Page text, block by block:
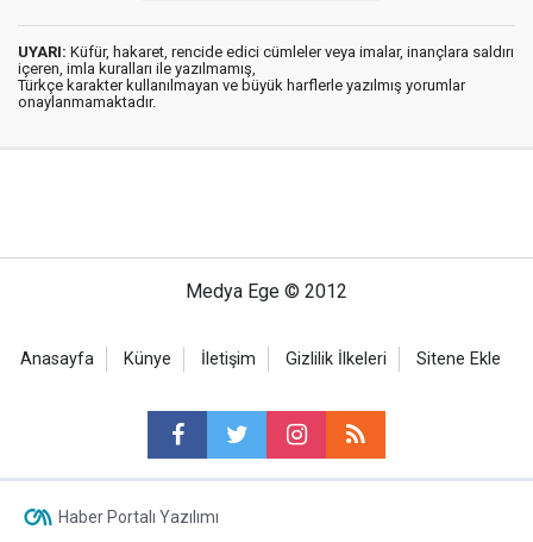
UYARI: Küfür, hakaret, rencide edici cümleler veya imalar, inançlara saldırı
içeren, imla kuralları ile yazılmamış,
Türkçe karakter kullanılmayan ve büyük harflerle yazılmış yorumlar
onaylanmamaktadır.
Medya Ege © 2012
Anasayfa Künye İletişim Gizlilik İlkeleri Sitene Ekle
Haber Portalı Yazılımı